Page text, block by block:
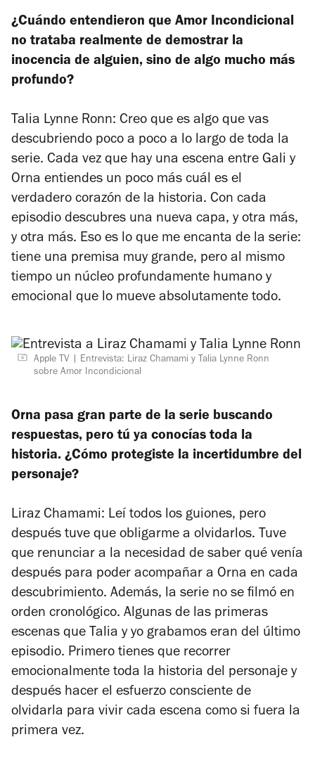
¿Cuándo entendieron que Amor Incondicional
no trataba realmente de demostrar la
inocencia de alguien, sino de algo mucho más
profundo?
Talia Lynne Ronn: Creo que es algo que vas
descubriendo poco a poco a lo largo de toda la
serie. Cada vez que hay una escena entre Gali y
Orna entiendes un poco más cuál es el
verdadero corazón de la historia. Con cada
episodio descubres una nueva capa, y otra más,
y otra más. Eso es lo que me encanta de la serie:
tiene una premisa muy grande, pero al mismo
tiempo un núcleo profundamente humano y
emocional que lo mueve absolutamente todo.
Apple TV
Entrevista: Liraz Chamami y Talia Lynne Ronn
sobre Amor Incondicional
Orna pasa gran parte de la serie buscando
respuestas, pero tú ya conocías toda la
historia. ¿Cómo protegiste la incertidumbre del
personaje?
Liraz Chamami: Leí todos los guiones, pero
después tuve que obligarme a olvidarlos. Tuve
que renunciar a la necesidad de saber qué venía
después para poder acompañar a Orna en cada
descubrimiento. Además, la serie no se filmó en
orden cronológico. Algunas de las primeras
escenas que Talia y yo grabamos eran del último
episodio. Primero tienes que recorrer
emocionalmente toda la historia del personaje y
después hacer el esfuerzo consciente de
olvidarla para vivir cada escena como si fuera la
primera vez.